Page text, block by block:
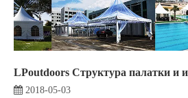
2018-05-03